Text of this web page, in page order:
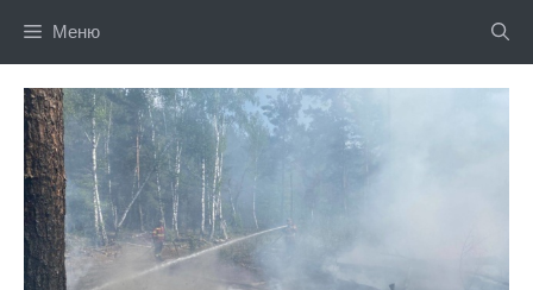
Меню